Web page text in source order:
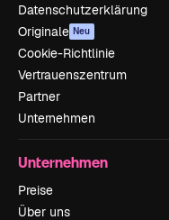
Datenschutzerklärung
Originale Neu
Cookie-Richtlinie
Vertrauenszentrum
Partner
Unternehmen
Unternehmen
Preise
Über uns